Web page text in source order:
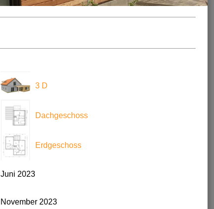
3 D
Dachgeschoss
Erdgeschoss
Juni 2023
November 2023